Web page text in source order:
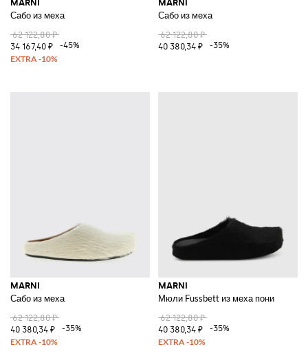
MARNI
Сабо из меха
62 122,80 ₽
34 167,40 ₽
-45%
MARNI
Сабо из меха
62 122,80 ₽
40 380,34 ₽
-35%
MARNI
Сабо из меха
62 122,80 ₽
40 380,34 ₽
-35%
MARNI
Мюли Fussbett из меха пони
62 122,80 ₽
40 380,34 ₽
-35%